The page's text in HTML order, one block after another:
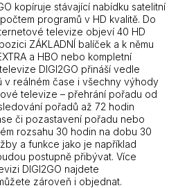
kopíruje stávající nabídku satelitní
programů v HD kvalitě. Do
televize objeví 40 HD
ZÁKLADNÍ balíček a k němu
a HBO nebo kompletní
DIGI2GO přináší vedle
reálném čase i všechny výhody
televize – přehrání pořadu od
pořadů až 72 hodin
či pozastavení pořadu nebo
rozsahu 30 hodin na dobu 30
a funkce jako je například
postupně přibývat. Více
DIGI2GO najdete
zároveň i objednat.